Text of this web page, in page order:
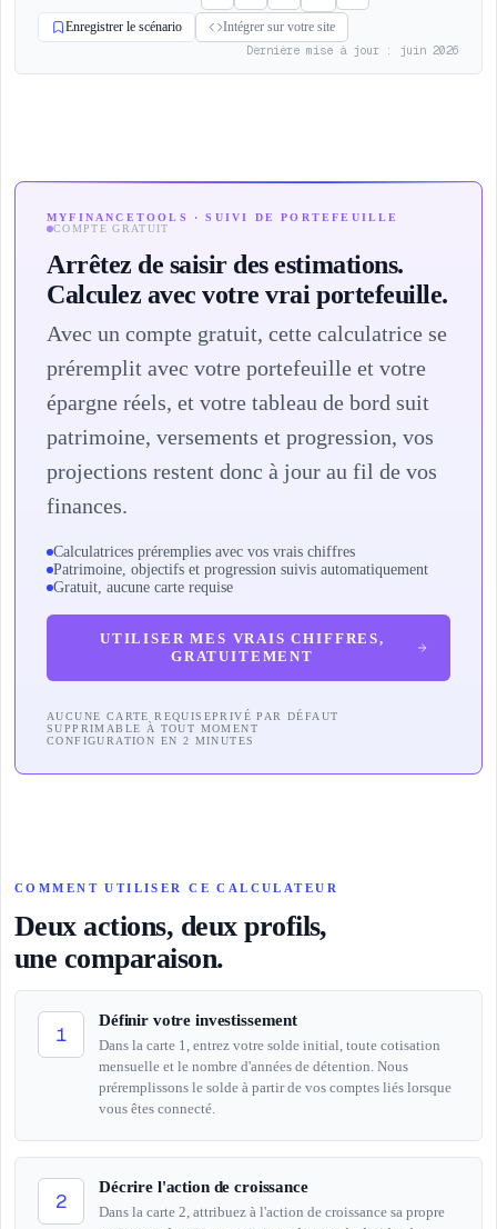
Enregistrer le scénario Intégrer sur votre site
Dernière mise à jour : juin 2026
MYFINANCETOOLS · SUIVI DE PORTEFEUILLE
COMPTE GRATUIT
Arrêtez de saisir des estimations.
Calculez avec votre vrai portefeuille.
Avec un compte gratuit, cette calculatrice se
préremplit avec votre portefeuille et votre
épargne réels, et votre tableau de bord suit
patrimoine, versements et progression, vos
projections restent donc à jour au fil de vos
finances.
Calculatrices préremplies avec vos vrais chiffres
Patrimoine, objectifs et progression suivis automatiquement
Gratuit, aucune carte requise
UTILISER MES VRAIS CHIFFRES,
GRATUITEMENT
AUCUNE CARTE REQUISEPRIVÉ PAR DÉFAUT
SUPPRIMABLE À TOUT MOMENT
CONFIGURATION EN 2 MINUTES
COMMENT UTILISER CE CALCULATEUR
Deux actions, deux profils,
une comparaison.
1
Définir votre investissement
Dans la carte 1, entrez votre solde initial, toute cotisation
mensuelle et le nombre d'années de détention. Nous
préremplissons le solde à partir de vos comptes liés lorsque
vous êtes connecté.
2
Décrire l'action de croissance
Dans la carte 2, attribuez à l'action de croissance sa propre